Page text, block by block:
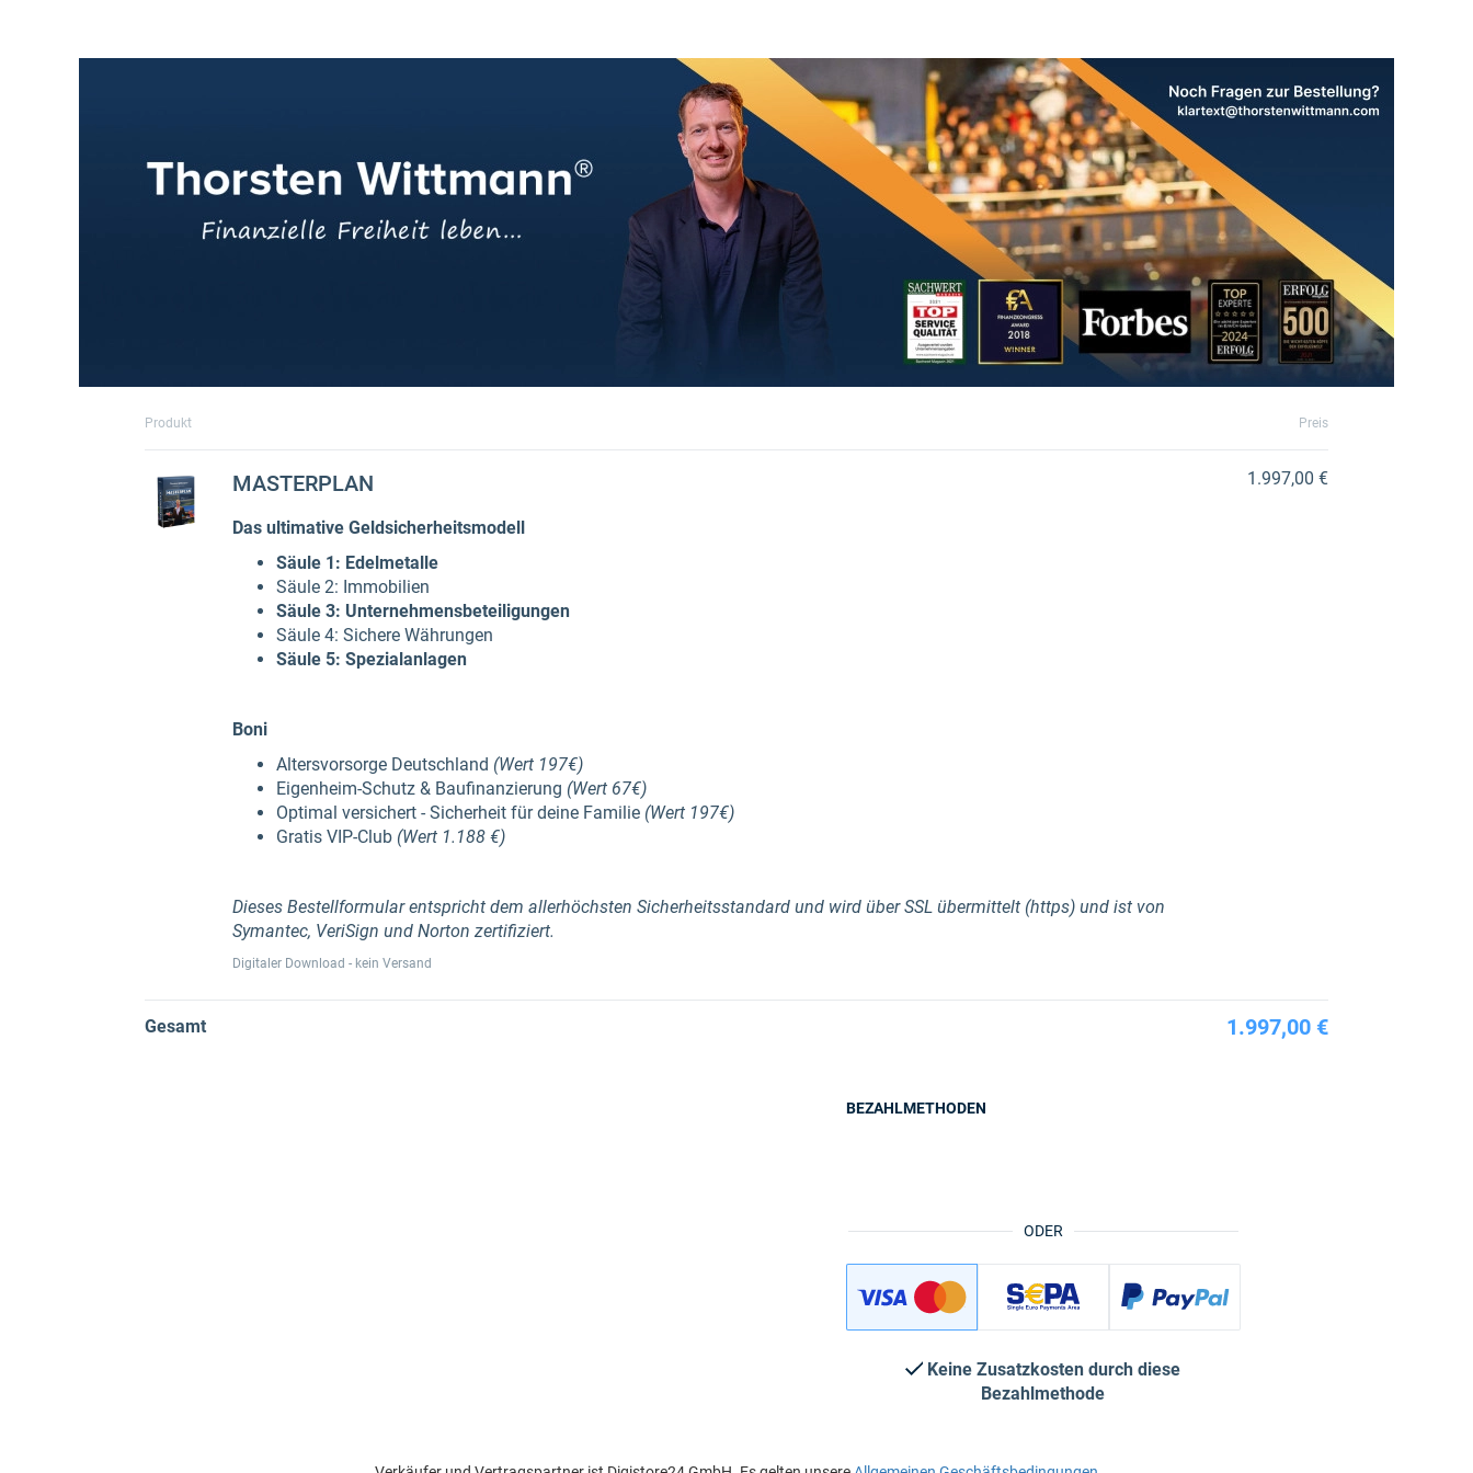
Produkt Preis
MASTERPLAN
Das ultimative Geldsicherheitsmodell
Säule 1: Edelmetalle
Säule 2: Immobilien
Säule 3: Unternehmensbeteiligungen
Säule 4: Sichere Währungen
Säule 5: Spezialanlagen
Boni
Altersvorsorge Deutschland (Wert 197€)
Eigenheim-Schutz & Baufinanzierung (Wert 67€)
Optimal versichert - Sicherheit für deine Familie (Wert 197€)
Gratis VIP-Club (Wert 1.188 €)
Dieses Bestellformular entspricht dem allerhöchsten Sicherheitsstandard und wird über SSL übermittelt (https) und ist von
Symantec, VeriSign und Norton zertifiziert.
Digitaler Download - kein Versand
1.997,00 €
Gesamt 1.997,00 €
ODER
BEZAHLMETHODEN
Keine Zusatzkosten durch diese
Bezahlmethode